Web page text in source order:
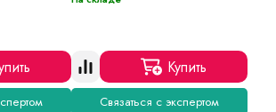
Купить
Связаться с экспертом